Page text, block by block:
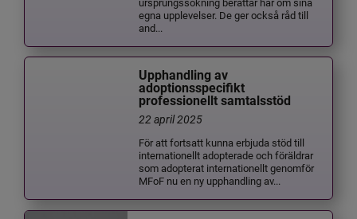
egna upplevelser. De ger också råd till
and...
Upphandling av
adoptionsspecifikt
professionellt samtalsstöd
22 april 2025
För att fortsatt kunna erbjuda stöd till
internationellt adopterade och föräldrar
som adopterat internationellt genomför
MFoF nu en ny upphandling av...